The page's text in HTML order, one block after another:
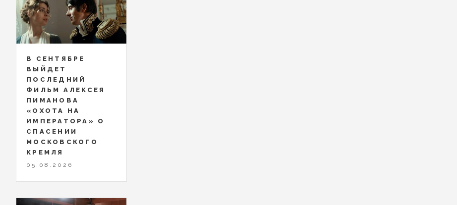
В СЕНТЯБРЕ
ВЫЙДЕТ
ПОСЛЕДНИЙ
ФИЛЬМ АЛЕКСЕЯ
ПИМАНОВА
«ОХОТА НА
ИМПЕРАТОРА» О
СПАСЕНИИ
МОСКОВСКОГО
КРЕМЛЯ
05.08.2026